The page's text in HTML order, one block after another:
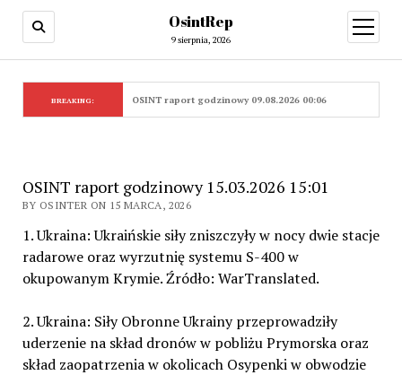
OsintRep
9 sierpnia, 2026
open
menu
BREAKING: OSINT raport godzinowy 09.08.2026 00:06
OSINT raport godzinowy 15.03.2026 15:01
BY OSINTER ON 15 MARCA, 2026
1. Ukraina: Ukraińskie siły zniszczyły w nocy dwie stacje
radarowe oraz wyrzutnię systemu S-400 w
okupowanym Krymie. Źródło: WarTranslated.
2. Ukraina: Siły Obronne Ukrainy przeprowadziły
uderzenie na skład dronów w pobliżu Prymorska oraz
skład zaopatrzenia w okolicach Osypenki w obwodzie